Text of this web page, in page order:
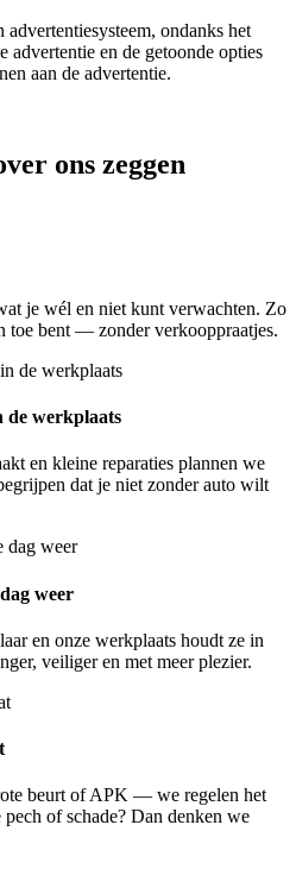
ondanks het
advertentie en de getoonde opties
aan de advertentie.
ons zeggen
je wél en niet kunt verwachten. Zo
toe bent — zonder verkooppraatjes.
de werkplaats
en kleine reparaties plannen we
dat je niet zonder auto wilt
weer
en onze werkplaats houdt ze in
veiliger en met meer plezier.
beurt of APK — we regelen het
of schade? Dan denken we